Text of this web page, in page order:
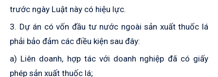
trước ngày Luật này có hiệu lực.
3. Dự án có vốn đầu tư nước ngoài sản xuất thuốc lá
phải bảo đảm các điều kiện sau đây:
a) Liên doanh, hợp tác với doanh nghiệp đã có giấy
phép sản xuất thuốc lá;